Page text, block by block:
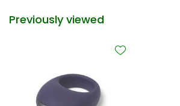
Previously viewed